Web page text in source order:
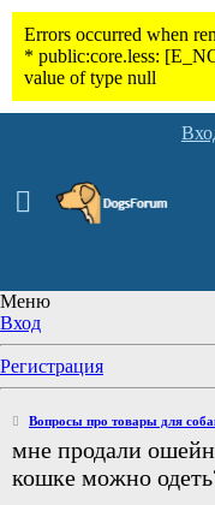
Меню
Вход
Регистрация
Вопросы про товары для
мне продали
кошке можно